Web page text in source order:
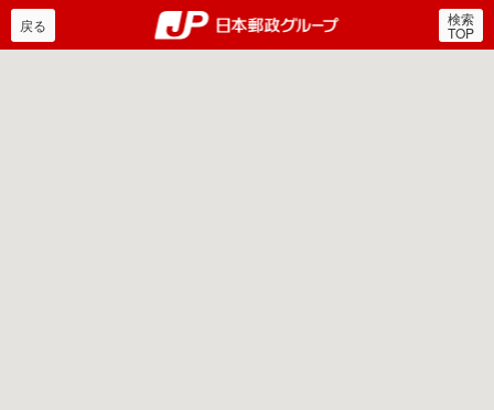
郵便局・日本郵政グルー
戻る 検索
TOP